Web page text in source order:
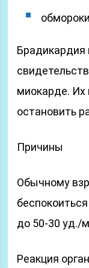
Брадикардия
миокарде. Их
остановить
Причины
Обычному
до 50-30 уд./
Реакция